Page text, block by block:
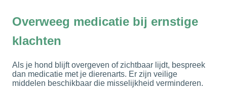
Overweeg medicatie bij ernstige
klachten
Als je hond blijft overgeven of zichtbaar lijdt, bespreek
dan medicatie met je dierenarts. Er zijn veilige
middelen beschikbaar die misselijkheid verminderen.